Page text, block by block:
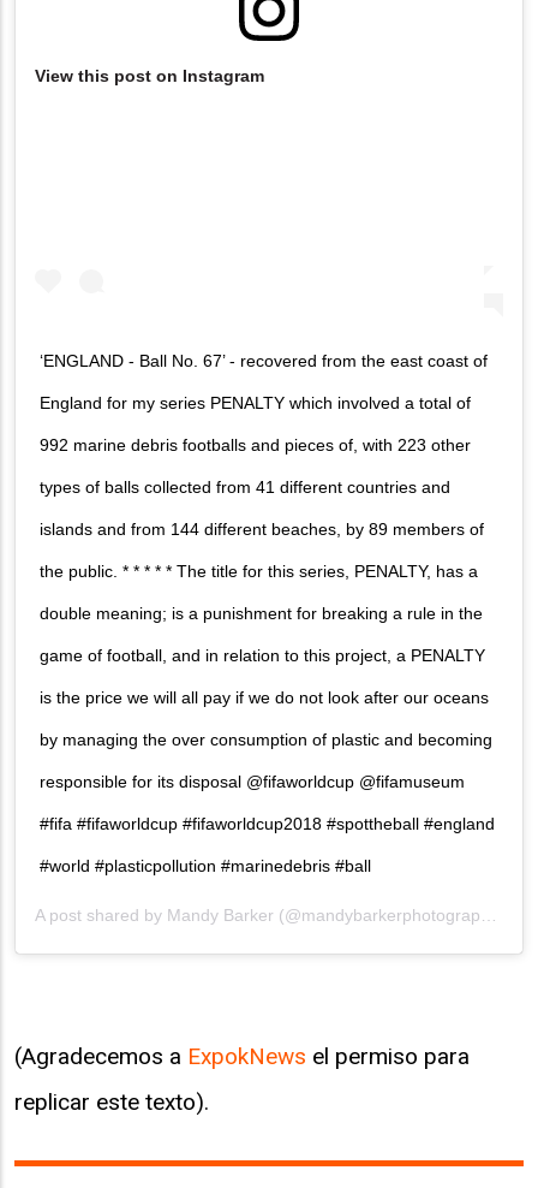
View this post on Instagram
‘ENGLAND - Ball No. 67’ - recovered from the east coast of
England for my series PENALTY which involved a total of
992 marine debris footballs and pieces of, with 223 other
types of balls collected from 41 different countries and
islands and from 144 different beaches, by 89 members of
the public. * * * * * The title for this series, PENALTY, has a
double meaning; is a punishment for breaking a rule in the
game of football, and in relation to this project, a PENALTY
is the price we will all pay if we do not look after our oceans
by managing the over consumption of plastic and becoming
responsible for its disposal @fifaworldcup @fifamuseum
#fifa #fifaworldcup #fifaworldcup2018 #spottheball #england
#world #plasticpollution #marinedebris #ball
A post shared by Mandy Barker (@mandybarkerphotography) on
(Agradecemos a ExpokNews el permiso para
replicar este texto).